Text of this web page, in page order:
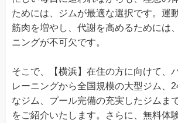
ためには、ジムが最適な選択です。運
筋肉を増やし、代謝を高めるためには
ニングが不可欠です。
そこで、【横浜】在住の方に向けて、
レーニングから全国規模の大型ジム、
なジム、プール完備の充実したジムま
をご紹介いたします。さらに、無料体